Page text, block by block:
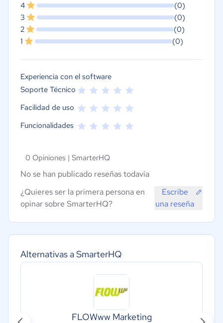
Alternativas a SmarterHQ
FLOWww Marketing
4
(0)
3
(0)
2
(0)
1
(0)
Experiencia con el software
Soporte Técnico
Facilidad de uso
Funcionalidades
0 Opiniones | SmarterHQ
No se han publicado reseñas todavía
¿Quieres ser la primera persona en
opinar sobre SmarterHQ?
Escribe
una reseña